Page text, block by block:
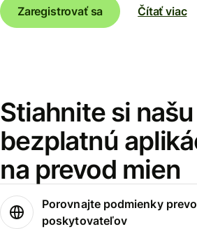
Zaregistrovať sa
Čítať viac
Stiahnite si našu
bezplatnú
na prevod mien
Porovnajte podmienky
poskytovateľov